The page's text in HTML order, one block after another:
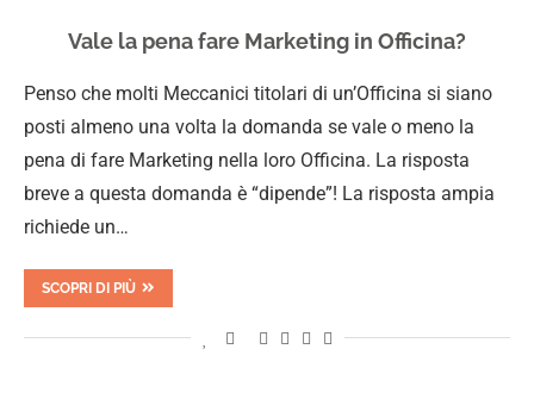
Vale la pena fare Marketing in Officina?
Penso che molti Meccanici titolari di un’Officina si siano
posti almeno una volta la domanda se vale o meno la
pena di fare Marketing nella loro Officina. La risposta
breve a questa domanda è “dipende”! La risposta ampia
richiede un…
SCOPRI DI PIÙ